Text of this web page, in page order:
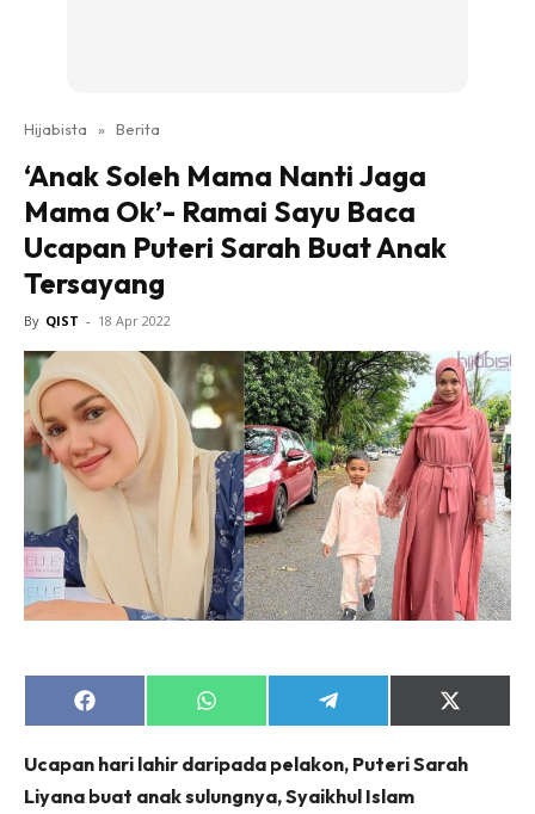
Hijabista » Berita
‘Anak Soleh Mama Nanti Jaga
Mama Ok’- Ramai Sayu Baca
Ucapan Puteri Sarah Buat Anak
Tersayang
By QIST - 18 Apr 2022
Share
on
Share
on
Share
on
Share
on
(Twitter)
Ucapan hari lahir daripada pelakon, Puteri Sarah
Liyana buat anak sulungnya, Syaikhul Islam